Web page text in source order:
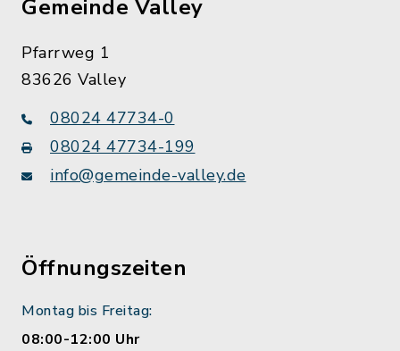
Gemeinde Valley
Pfarrweg 1
83626 Valley
08024 47734-0
08024 47734-199
info@gemeinde-valley.de
Öffnungszeiten
Montag bis Freitag:
08:00-12:00 Uhr